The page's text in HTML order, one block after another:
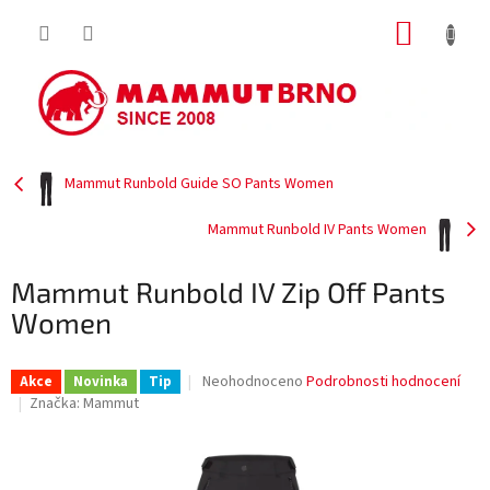
Mammut Runbold Guide SO Pants Women
Mammut Runbold IV Pants Women
Mammut Runbold IV Zip Off Pants
Women
Akce Novinka Tip
Průměrné
0,0
z
Neohodnoceno Podrobnosti hodnocení
Značka: Mammut